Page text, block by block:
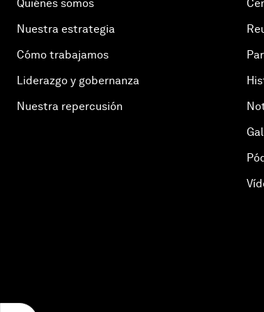
Quiénes somos
Nuestra estrategia
Cómo trabajamos
Liderazgo y gobernanza
Nuestra repercusión